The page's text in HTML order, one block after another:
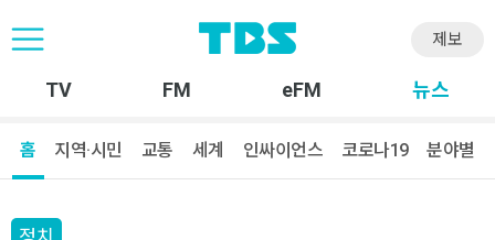
제보
TV FM eFM 뉴스
홈 지역·시민 교통 세계 인싸이언스 코로나19 분야별